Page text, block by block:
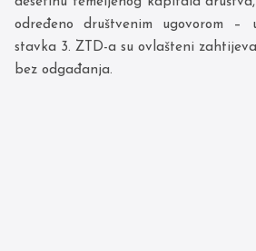
određeno društvenim ugovorom –
stavka 3. ZTD-a su ovlašteni
bez odgađanja.